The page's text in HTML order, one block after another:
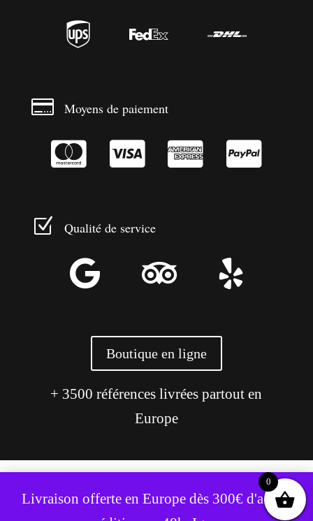
Livraison offerte en Europe dès 300€ d'achat,
  
 Moyens de paiement
   
Z Qualité de service
  
Boutique en ligne
+ 3500 références livrées partout en
Europe
Ce site utilise des cookies pour améliorer votre expérience.
Accepter Refuser
0